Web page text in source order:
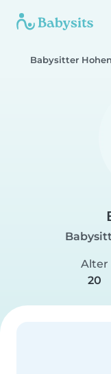
Babysitter
Alter
20